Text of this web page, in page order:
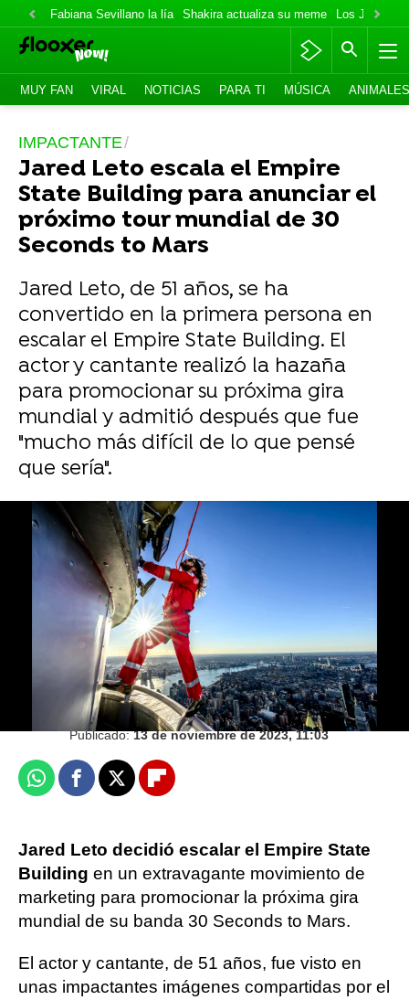
Fabiana Sevillano la lía Shakira actualiza su meme Los Jonas
MUY FAN VIRAL NOTICIAS PARA TI MÚSICA ANIMALES
IMPACTANTE
Jared Leto escala el Empire
State Building para anunciar el
próximo tour mundial de 30
Seconds to Mars
Jared Leto, de 51 años, se ha
convertido en la primera persona en
escalar el Empire State Building. El
actor y cantante realizó la hazaña
para promocionar su próxima gira
mundial y admitió después que fue
"mucho más difícil de lo que pensé
que sería".
Green Day actuaran en España en 2024 en O
Son Do Camiño y Road to Río Babel
Juan Ceñal
Publicado:13 de noviembre de 2023, 11:03
WhatsappFacebook
X Flipboard
Jared Leto decidió escalar el Empire State
Building en un extravagante movimiento de
marketing para promocionar la próxima gira
mundial de su banda 30 Seconds to Mars.
El actor y cantante, de 51 años, fue visto en
unas impactantes imágenes compartidas por el